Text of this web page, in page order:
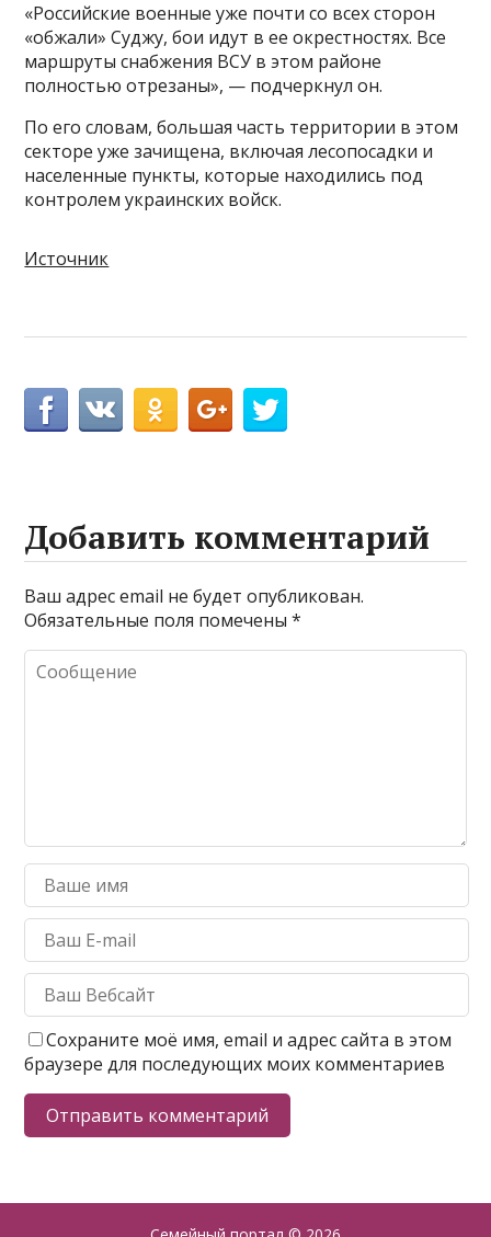
«Российские военные уже почти со всех сторон
«обжали» Суджу, бои идут в ее окрестностях. Все
маршруты снабжения ВСУ в этом районе
полностью отрезаны», — подчеркнул он.
По его словам, большая часть территории в этом
секторе уже зачищена, включая лесопосадки и
населенные пункты, которые находились под
контролем украинских войск.
Источник
Добавить комментарий
Ваш адрес email не будет опубликован.
Обязательные поля помечены*
Сохраните моё имя, email и адрес сайта в этом
браузере для последующих моих комментариев